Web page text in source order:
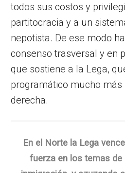
todos sus costos y
partitocracia y a un
nepotista. De ese modo
consenso trasversal y en
que sostiene a la Lega,
programático mucho más
derecha.
En el Norte la Lega
fuerza en los temas de